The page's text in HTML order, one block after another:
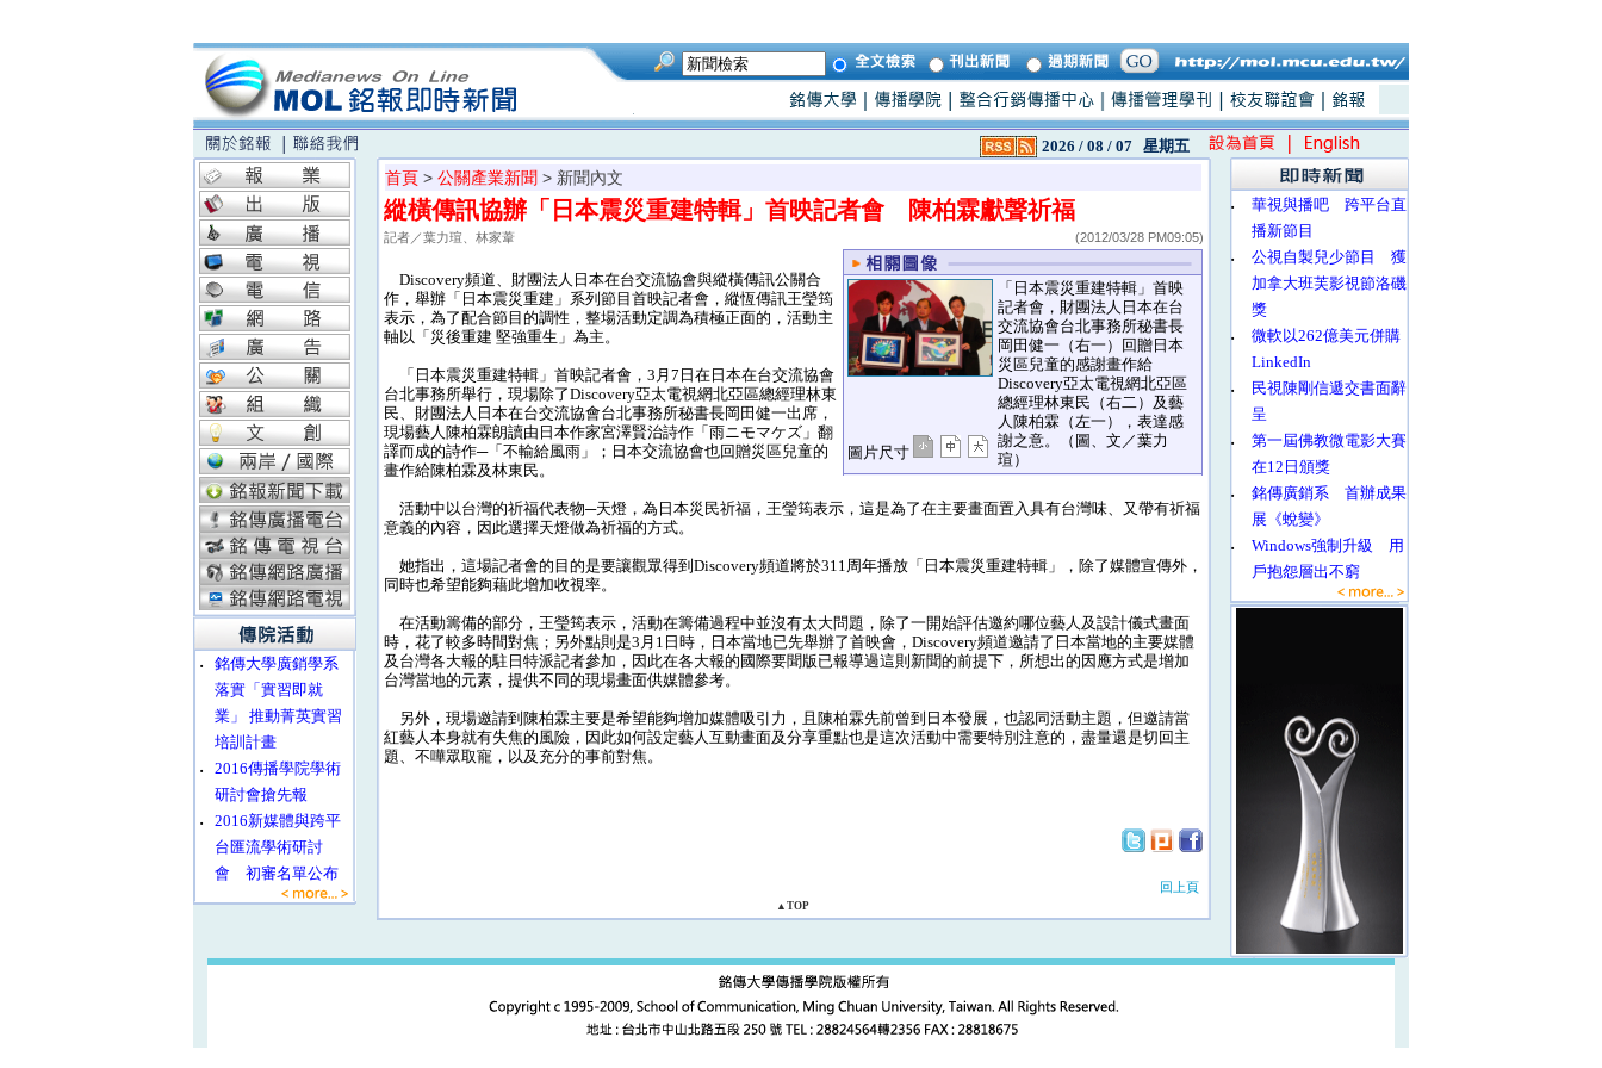
2026 / 08 / 07 星期五
‧
銘傳大學廣銷學系
落實「實習即就
業」 推動菁英實習
培訓計畫
‧
2016傳播學院學術
研討會搶先報
‧
2016新媒體與跨平
台匯流學術研討
會 初審名單公布
首頁 > 公關產業新聞 > 新聞內文
縱橫傳訊協辦「日本震災重建特輯」首映記者會 陳柏霖獻聲祈福
記者／葉力瑄、林家葦 (2012/03/28 PM09:05)
「日本震災重建特輯」首映
記者會，財團法人日本在台
交流協會台北事務所秘書長
岡田健一（右一）回贈日本
災區兒童的感謝畫作給
Discovery亞太電視網北亞區
總經理林東民（右二）及藝
人陳柏霖（左一），表達感
謝之意。（圖、文／葉力
瑄）
圖片尺寸
Discovery頻道、財團法人日本在台交流協會與縱橫傳訊公關合
作，舉辦「日本震災重建」系列節目首映記者會，縱恆傳訊王瑩筠
表示，為了配合節目的調性，整場活動定調為積極正面的，活動主
軸以「災後重建 堅強重生」為主。
「日本震災重建特輯」首映記者會，3月7日在日本在台交流協會
台北事務所舉行，現場除了Discovery亞太電視網北亞區總經理林東
民、財團法人日本在台交流協會台北事務所秘書長岡田健一出席，
現場藝人陳柏霖朗讀由日本作家宮澤賢治詩作「雨ニモマケズ」翻
譯而成的詩作─「不輸給風雨」；日本交流協會也回贈災區兒童的
畫作給陳柏霖及林東民。
活動中以台灣的祈福代表物─天燈，為日本災民祈福，王瑩筠表示，這是為了在主要畫面置入具有台灣味、又帶有祈福
意義的內容，因此選擇天燈做為祈福的方式。
她指出，這場記者會的目的是要讓觀眾得到Discovery頻道將於311周年播放「日本震災重建特輯」，除了媒體宣傳外，
同時也希望能夠藉此增加收視率。
在活動籌備的部分，王瑩筠表示，活動在籌備過程中並沒有太大問題，除了一開始評估邀約哪位藝人及設計儀式畫面
時，花了較多時間對焦；另外點則是3月1日時，日本當地已先舉辦了首映會，Discovery頻道邀請了日本當地的主要媒體
及台灣各大報的駐日特派記者參加，因此在各大報的國際要聞版已報導過這則新聞的前提下，所想出的因應方式是增加
台灣當地的元素，提供不同的現場畫面供媒體參考。
另外，現場邀請到陳柏霖主要是希望能夠增加媒體吸引力，且陳柏霖先前曾到日本發展，也認同活動主題，但邀請當
紅藝人本身就有失焦的風險，因此如何設定藝人互動畫面及分享重點也是這次活動中需要特別注意的，盡量還是切回主
題、不嘩眾取寵，以及充分的事前對焦。
回上頁
▲TOP
‧
華視與播吧 跨平台直
播新節目
‧
公視自製兒少節目 獲
加拿大班芙影視節洛磯
獎
‧
微軟以262億美元併購
LinkedIn
‧
民視陳剛信遞交書面辭
呈
‧
第一屆佛教微電影大賽
在12日頒獎
‧
銘傳廣銷系 首辦成果
展《蛻變》
‧
Windows強制升級 用
戶抱怨層出不窮